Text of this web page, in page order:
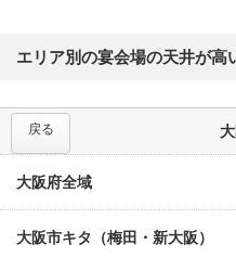
エリア別の宴会場の天井が高
戻る
大阪府全域
大阪市キタ（梅田・新大阪）